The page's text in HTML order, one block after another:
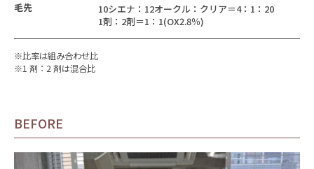
毛先
10シエナ：12オークル：クリア＝4：1：20
1剤：2剤＝1：1(OX2.8％)
※比率は組み合わせ比
※1 剤：2 剤は混合比
BEFORE